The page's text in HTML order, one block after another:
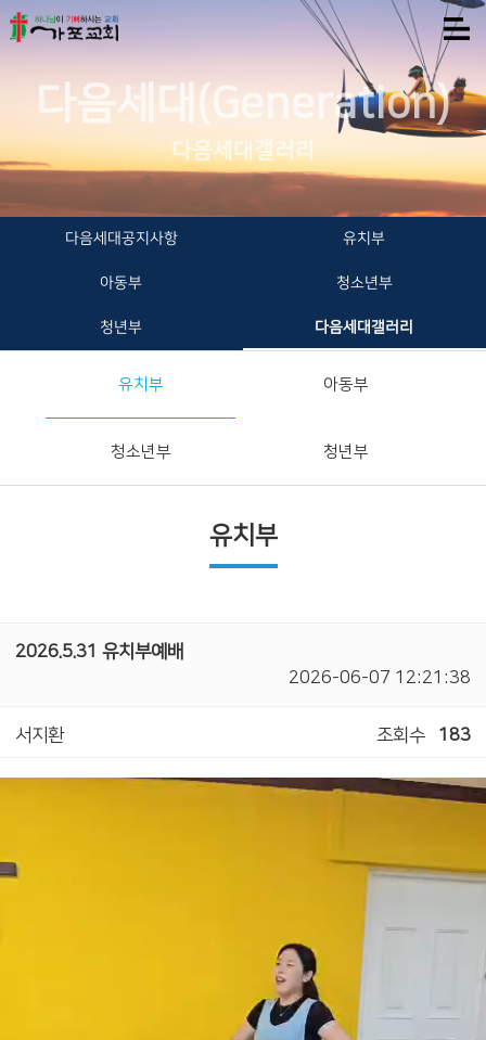
다음세대(Generation)
다음세대갤러리
다음세대공지사항 유치부
아동부 청소년부
청년부 다음세대갤러리
유치부 아동부
청소년부 청년부
유치부
2026.5.31 유치부예배
2026-06-07 12:21:38
서지환 조회수 183